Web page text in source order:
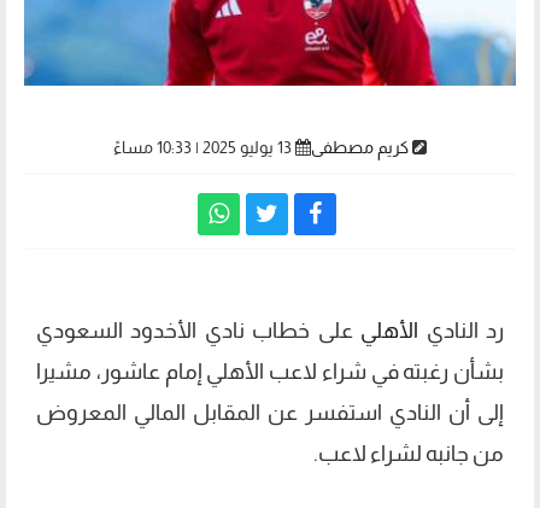
كريم مصطفى
رد النادي الأهلي على خطاب نادي الأخدود السعودي
بشأن رغبته في شراء لاعب الأهلي إمام عاشور، مشيرا
إلى أن النادي استفسر عن المقابل المالي المعروض
من جانبه لشراء لاعب.